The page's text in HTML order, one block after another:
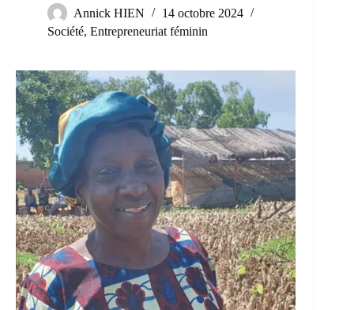
Annick HIEN
14 octobre 2024
Société, Entrepreneuriat féminin